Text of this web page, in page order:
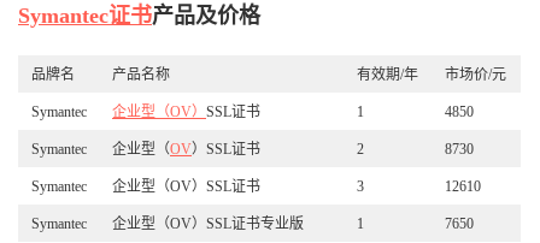
Symantec证书产品及价格
品牌名 产品名称 有效期/年 市场价/元
Symantec 企业型（OV） SSL证书 1 4850
Symantec 企业型（OV）SSL证书 2 8730
Symantec 企业型（OV）SSL证书 3 12610
Symantec 企业型（OV）SSL证书专业版 1 7650